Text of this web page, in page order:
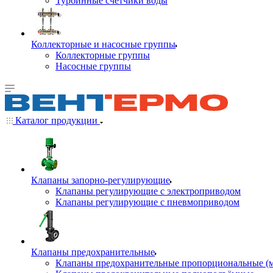
Коллекторные и насосные группы
Коллекторные группы
Насосные группы
Каталог продукции
Клапаны запорно-регулирующие
Клапаны регулирующие с электроприводом
Клапаны регулирующие с пневмоприводом
Клапаны предохранительные
Клапаны предохранительные пропорциональные